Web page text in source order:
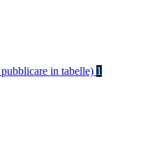
in tabelle) 1